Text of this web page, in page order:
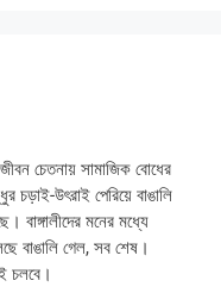
চেতনায় সামাজিক বোধের
উৎরাই পেরিয়ে বাঙালি
বাঙ্গালীদের মনের মধ্যে
বাঙালি গেল, সব শেষ।
চলবে।